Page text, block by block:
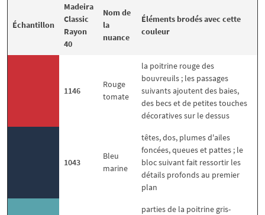
Échantillon
Madeira
Classic
Rayon
40
Nom de
la
nuance
Éléments brodés avec cette
couleur
1146
Rouge
tomate
la poitrine rouge des
bouvreuils ; les passages
suivants ajoutent des baies,
des becs et de petites touches
décoratives sur le dessus
1043
Bleu
marine
têtes, dos, plumes d'ailes
foncées, queues et pattes ; le
bloc suivant fait ressortir les
détails profonds au premier
plan
parties de la poitrine gris-